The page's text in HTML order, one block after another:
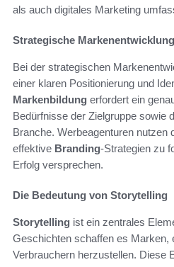
als auch digitales Marketing
Strategische Markenentwicklung
Bei der strategischen
einer klaren Positionierung und
Markenbildung erfordert ein
Bedürfnisse der Zielgruppe sowie
Branche. Werbeagenturen nutzen
effektive Branding-Strategien zu
Erfolg versprechen.
Die Bedeutung von Storytelling
Storytelling ist ein zentrales
Geschichten schaffen es Marken,
Verbrauchern herzustellen. Diese